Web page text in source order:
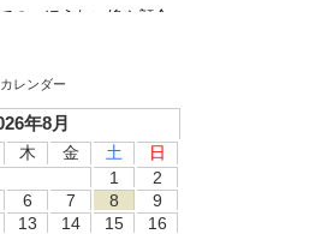
の、ほうれい線や顔全
年8月
木 金 土 日
1
2
6 7 8
9
13 14 15
16